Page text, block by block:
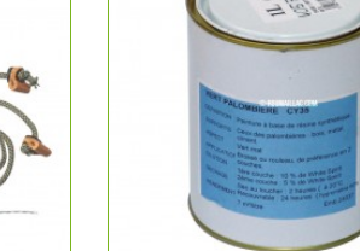
T-shirts et
Vestes et
Chemises
Blousons